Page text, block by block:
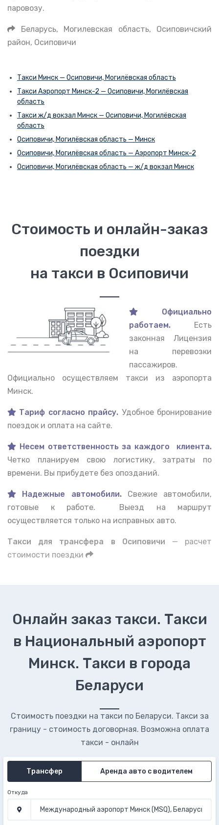
паровозу.
Беларусь, Могилевская область, Осиповичский
район, Осиповичи
Такси Минск — Осиповичи, Могилёвская область
Такси Аэропорт Минск-2 — Осиповичи, Могилёвская
область
Такси ж/д вокзал Минск — Осиповичи, Могилёвская
область
Осиповичи, Могилёвская область — Минск
Осиповичи, Могилёвская область — Аэропорт Минск-2
Осиповичи, Могилёвская область — ж/д вокзал Минск
Стоимость и онлайн-заказ
поездки
на такси в Осиповичи
Официально
работаем.
Есть
законная Лицензия
на перевозки
пассажиров.
Официально осуществляем такси из аэропорта
Минск.
Тариф согласно прайсу. Удобное бронирование
поездок и оплата на сайте.
Несем ответственность за каждого клиента.
Четко планируем свою логистику, затраты по
времени. Вы прибудете без опозданий.
Надежные автомобили. Свежие автомобили,
готовые к работе. Выезд на маршрут
осуществляется только на исправных авто.
Такси для трансфера в Осиповичи — расчет
стоимости поездки
Онлайн заказ такси. Такси
в Национальный аэропорт
Минск. Такси в города
Беларуси
Стоимость поездки на такси по Беларуси. Такси за
границу - стоимость договорная. Возможна оплата
такси - онлайн
Трансфер Аренда авто с водителем
Откуда